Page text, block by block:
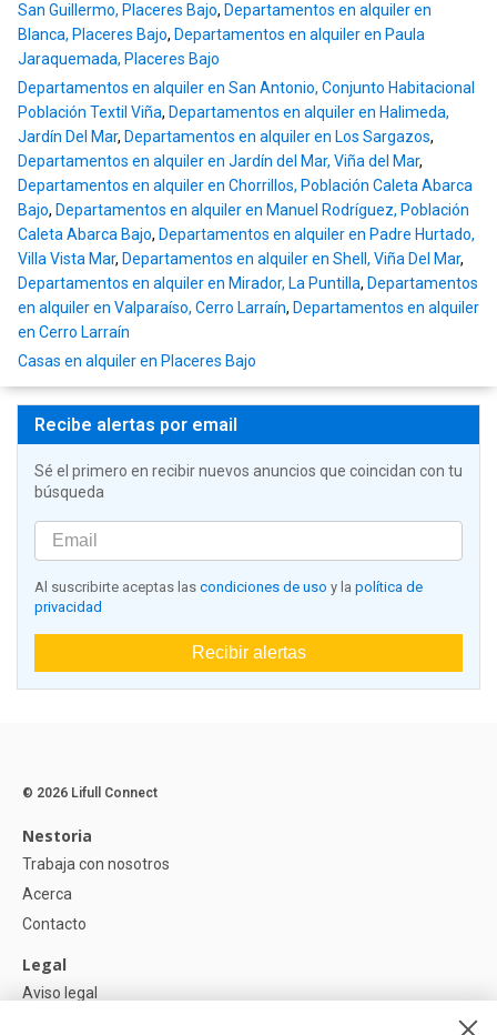
San Guillermo, Placeres Bajo, Departamentos en alquiler en
Blanca, Placeres Bajo, Departamentos en alquiler en Paula
Jaraquemada, Placeres Bajo
Departamentos en alquiler en San Antonio, Conjunto Habitacional
Población Textil Viña, Departamentos en alquiler en Halimeda,
Jardín Del Mar, Departamentos en alquiler en Los Sargazos,
Departamentos en alquiler en Jardín del Mar, Viña del Mar,
Departamentos en alquiler en Chorrillos, Población Caleta Abarca
Bajo, Departamentos en alquiler en Manuel Rodríguez, Población
Caleta Abarca Bajo, Departamentos en alquiler en Padre Hurtado,
Villa Vista Mar, Departamentos en alquiler en Shell, Viña Del Mar,
Departamentos en alquiler en Mirador, La Puntilla, Departamentos
en alquiler en Valparaíso, Cerro Larraín, Departamentos en alquiler
en Cerro Larraín
Casas en alquiler en Placeres Bajo
Recibe alertas por email
Sé el primero en recibir nuevos anuncios que coincidan con tu
búsqueda
Al suscribirte aceptas las condiciones de uso y la política de
privacidad
Recibir alertas
© 2026 Lifull Connect
Nestoria
Trabaja con nosotros
Acerca
Contacto
Legal
Aviso legal